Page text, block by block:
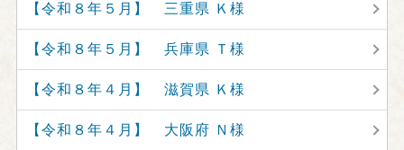
【令和８年５月】 三重県 Ｋ様
【令和８年５月】 兵庫県 Ｔ様
【令和８年４月】 滋賀県 Ｋ様
【令和８年４月】 大阪府 Ｎ様